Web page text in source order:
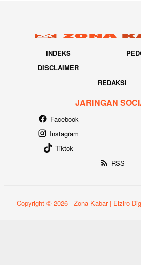
INDEKS
DISCLAIMER
REDAKSI
JARINGAN
Facebook
Instagram
Tiktok
RSS
Copyright © 2026 - Zona Kabar | Eiziro